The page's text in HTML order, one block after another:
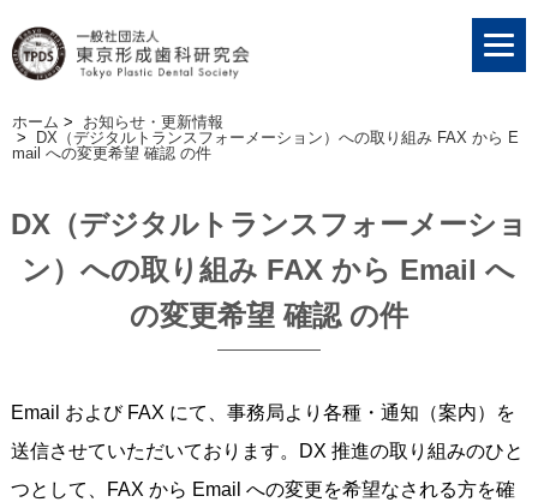
ホーム > お知らせ・更新情報
>
DX（デジタルトランスフォーメーション）への取り組み FAX から E
mail への変更希望 確認 の件
DX（デジタルトランスフォーメーショ
ン）への取り組み FAX から Email へ
の変更希望 確認 の件
Email および FAX にて、事務局より各種・通知（案内）を
送信させていただいております。DX 推進の取り組みのひと
つとして、FAX から Email への変更を希望なされる方を確